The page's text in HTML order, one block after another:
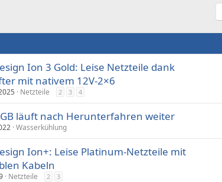
Ion 3 Gold: Leise Netzteile dank
mit nativem 12V-2×6
Netzteile 2 3 4
läuft nach Herunterfahren weiter
Wasserkühlung
Ion+: Leise Platinum-Netzteile mit
Kabeln
Netzteile 2 3